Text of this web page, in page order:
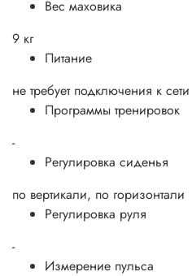
Вес маховика
9 кг
Питание
не требует подключения к сети
Программы тренировок
-
Регулировка сиденья
по вертикали, по горизонтали
Регулировка руля
-
Измерение пульса